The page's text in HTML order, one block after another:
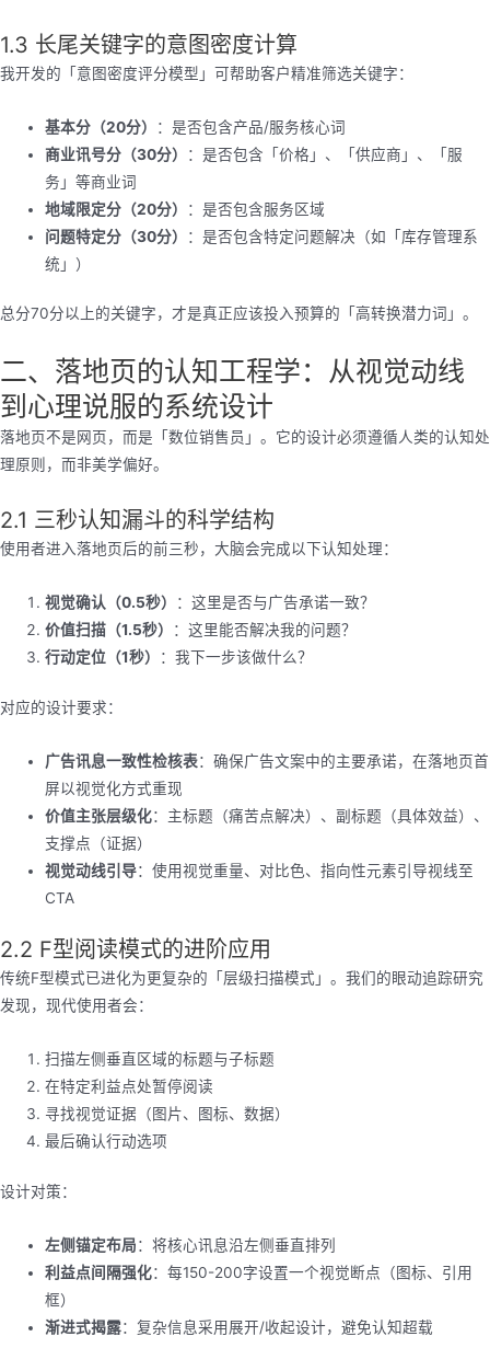
1.3 长尾关键字的意图密度计算
我开发的「意图密度评分模型」可帮助客户精准筛选关键字：
基本分（20分）
：是否包含产品/服务核心词
商业讯号分（30分）
：是否包含「价格」、「供应商」、「服
务」等商业词
地域限定分（20分）
：是否包含服务区域
问题特定分（30分）
：是否包含特定问题解决（如「库存管理系
统」）
总分70分以上的关键字，才是真正应该投入预算的「高转换潜力词」。
二、落地页的认知工程学：从视觉动线
到心理说服的系统设计
落地页不是网页，而是「数位销售员」。它的设计必须遵循人类的认知处
理原则，而非美学偏好。
2.1 三秒认知漏斗的科学结构
使用者进入落地页后的前三秒，大脑会完成以下认知处理：
视觉确认（0.5秒）
：这里是否与广告承诺一致？
价值扫描（1.5秒）
：这里能否解决我的问题？
行动定位（1秒）
：我下一步该做什么？
对应的设计要求：
广告讯息一致性检核表：确保广告文案中的主要承诺，在落地页首
屏以视觉化方式重现
价值主张层级化：主标题（痛苦点解决）、副标题（具体效益）、
支撑点（证据）
视觉动线引导：使用视觉重量、对比色、指向性元素引导视线至
CTA
2.2 F型阅读模式的进阶应用
传统F型模式已进化为更复杂的「层级扫描模式」。我们的眼动追踪研究
发现，现代使用者会：
扫描左侧垂直区域的标题与子标题
在特定利益点处暂停阅读
寻找视觉证据（图片、图标、数据）
最后确认行动选项
设计对策：
左侧锚定布局：将核心讯息沿左侧垂直排列
利益点间隔强化：每150-200字设置一个视觉断点（图标、引用
框）
渐进式揭露：复杂信息采用展开/收起设计，避免认知超载